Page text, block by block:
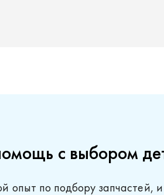
с выбором
опыт по подбору запчастей,